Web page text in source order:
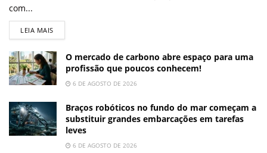
com...
LEIA MAIS
O mercado de carbono abre espaço para uma
profissão que poucos conhecem!
6 DE AGOSTO DE 2026
Braços robóticos no fundo do mar começam a
substituir grandes embarcações em tarefas
leves
6 DE AGOSTO DE 2026